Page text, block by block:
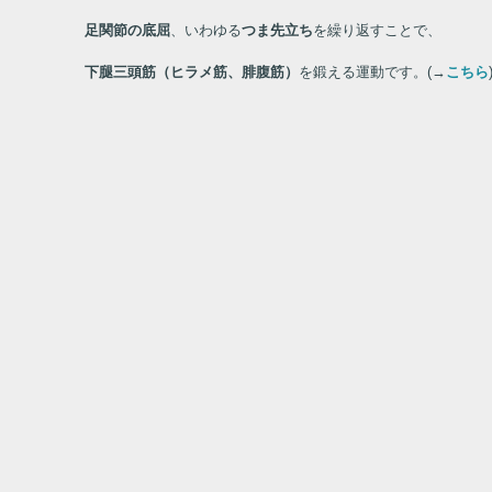
足関節の底屈、いわゆるつま先立ちを繰り返すことで、
下腿三頭筋（ヒラメ筋、腓腹筋） を鍛える運動です。 (→ こちら)